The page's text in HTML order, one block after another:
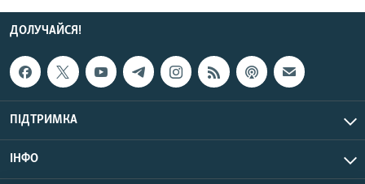
ДОЛУЧАЙСЯ!
ПІДТРИМКА
ІНФО